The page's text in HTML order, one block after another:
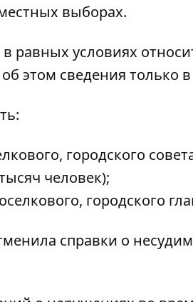
выборах.
равных условиях
этом сведения только
городского
человек);
городского
справки о